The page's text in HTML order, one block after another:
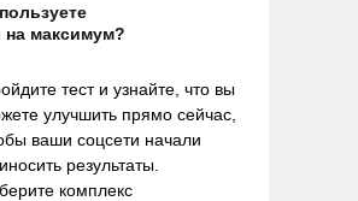
тест и узнайте, что вы
улучшить прямо сейчас,
ваши соцсети начали
результаты.
комплекс
на максимум?